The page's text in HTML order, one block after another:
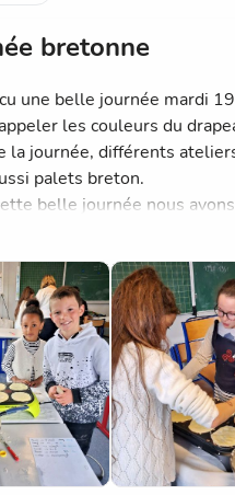
bretonne
une belle journée mardi
les couleurs du
la journée, différents
palets breton.
belle journée nous